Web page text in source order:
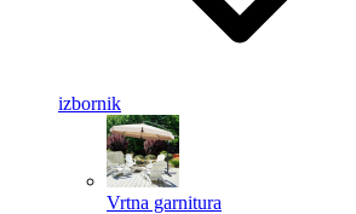
izbornik
Vrtna garnitura